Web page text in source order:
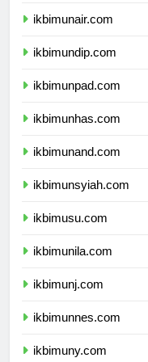
ikbimunair.com
ikbimundip.com
ikbimunpad.com
ikbimunhas.com
ikbimunand.com
ikbimunsyiah.com
ikbimusu.com
ikbimunila.com
ikbimunj.com
ikbimunnes.com
ikbimuny.com